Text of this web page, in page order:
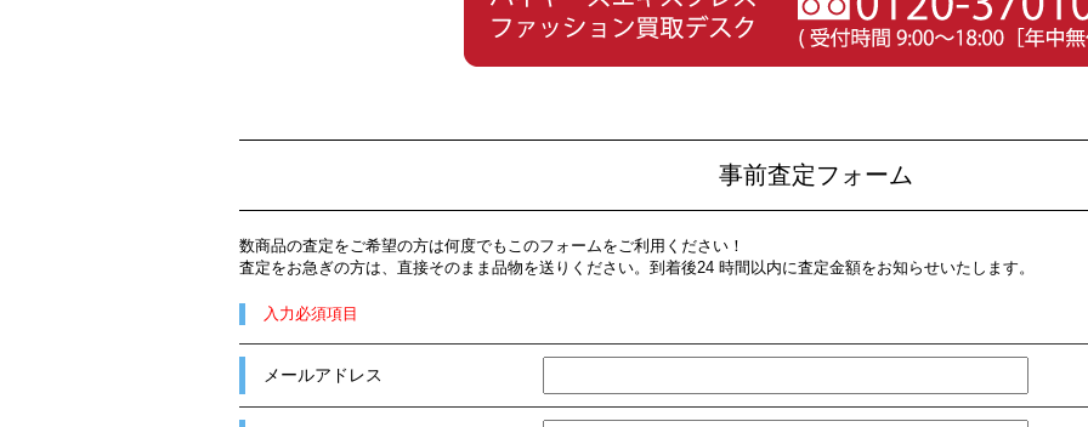
事前査定フォーム
数商品の査定をご希望の方は何度でもこのフォームをご利用ください！
査定をお急ぎの方は、直接そのまま品物を送りください。到着後24 時間以内に査定金額をお知らせいたします。
入力必須項目
メールアドレス